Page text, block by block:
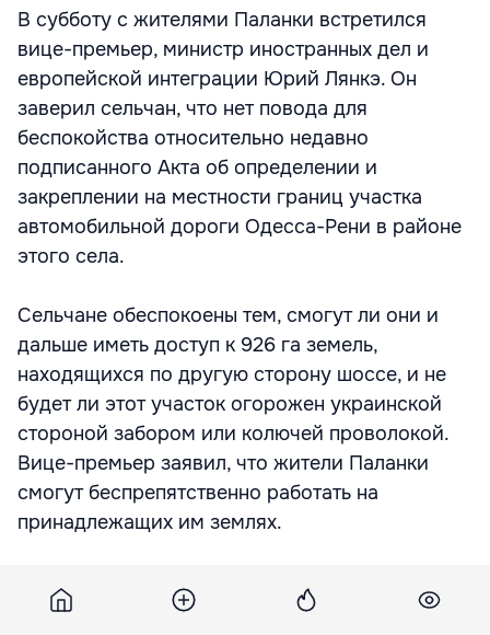
В субботу с жителями Паланки встретился
вице-премьер, министр иностранных дел и
европейской интеграции Юрий Лянкэ. Он
заверил сельчан, что нет повода для
беспокойства относительно недавно
подписанного Акта об определении и
закреплении на местности границ участка
автомобильной дороги Одесса-Рени в районе
этого села.
Сельчане обеспокоены тем, смогут ли они и
дальше иметь доступ к 926 га земель,
находящихся по другую сторону шоссе, и не
будет ли этот участок огорожен украинской
стороной забором или колючей проволокой.
Вице-премьер заявил, что жители Паланки
смогут беспрепятственно работать на
принадлежащих им землях.
перемещаться по территории так же, как и до